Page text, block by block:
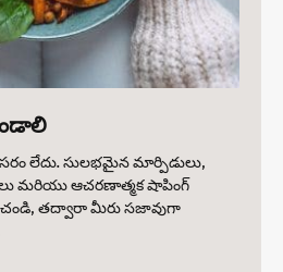
లేదు. సులభమైన మార్పిడులు,
మరియు ఆచరణాత్మక షాపింగ్
తద్వారా మీరు సజావుగా